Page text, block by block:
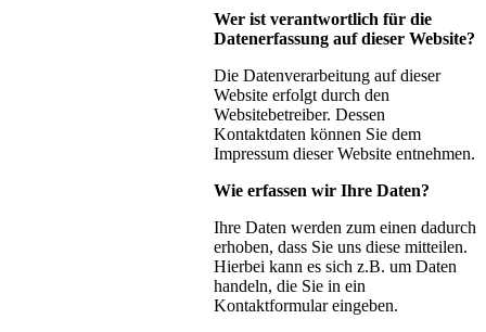
Wer ist verantwortlich für die
Datenerfassung auf dieser Website?
Die Datenverarbeitung auf dieser
Website erfolgt durch den
Websitebetreiber. Dessen
Kontaktdaten können Sie dem
Impressum dieser Website entnehmen.
Wie erfassen wir Ihre Daten?
Ihre Daten werden zum einen dadurch
erhoben, dass Sie uns diese mitteilen.
Hierbei kann es sich z.B. um Daten
handeln, die Sie in ein
Kontaktformular eingeben.